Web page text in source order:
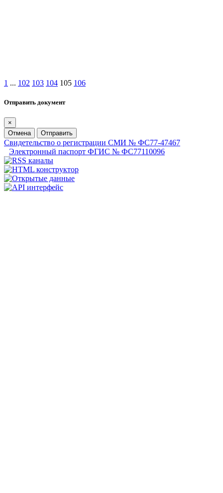
1 ... 102 103 104 105 106
Отправить документ
×
Отмена
Отправить
Свидетельство о регистрации СМИ № ФС77-47467
Электронный паспорт ФГИС № ФС77110096